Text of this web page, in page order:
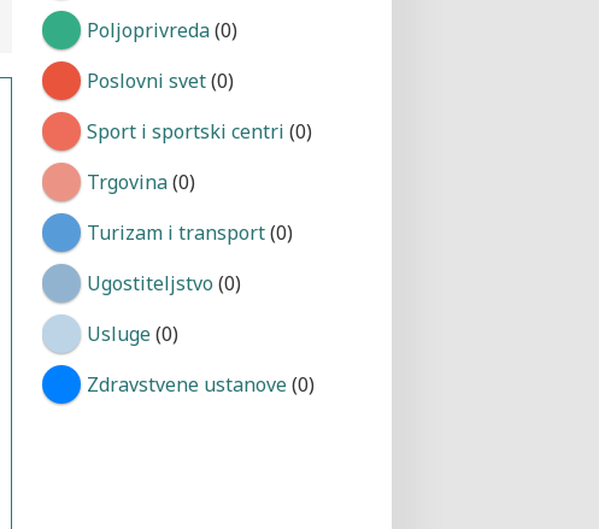
Poljoprivreda(0)
Poslovni svet(0)
Sport i sportski centri (0)
Trgovina(0)
Turizam i transport(0)
Ugostiteljstvo (0)
Usluge(0)
Zdravstvene ustanove(0)